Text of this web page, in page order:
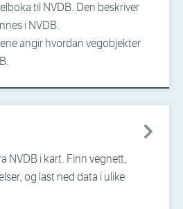
til NVDB. Den beskriver
i NVDB.
angir hvordan vegobjekter
NVDB i kart. Finn vegnett,
og last ned data i ulike